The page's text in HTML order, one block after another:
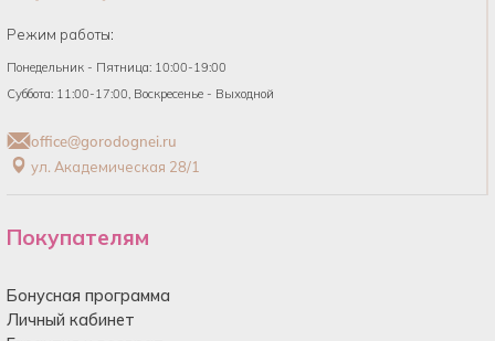
Режим работы:
Понедельник - Пятница: 10:00-19:00
Суббота: 11:00-17:00, Воскресенье - Выходной
office@gorodognei.ru
ул. Академическая 28/1
Покупателям
Бонусная программа
Личный кабинет